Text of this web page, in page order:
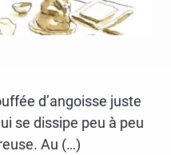
d’angoisse juste
se dissipe peu à peu
Au (…)